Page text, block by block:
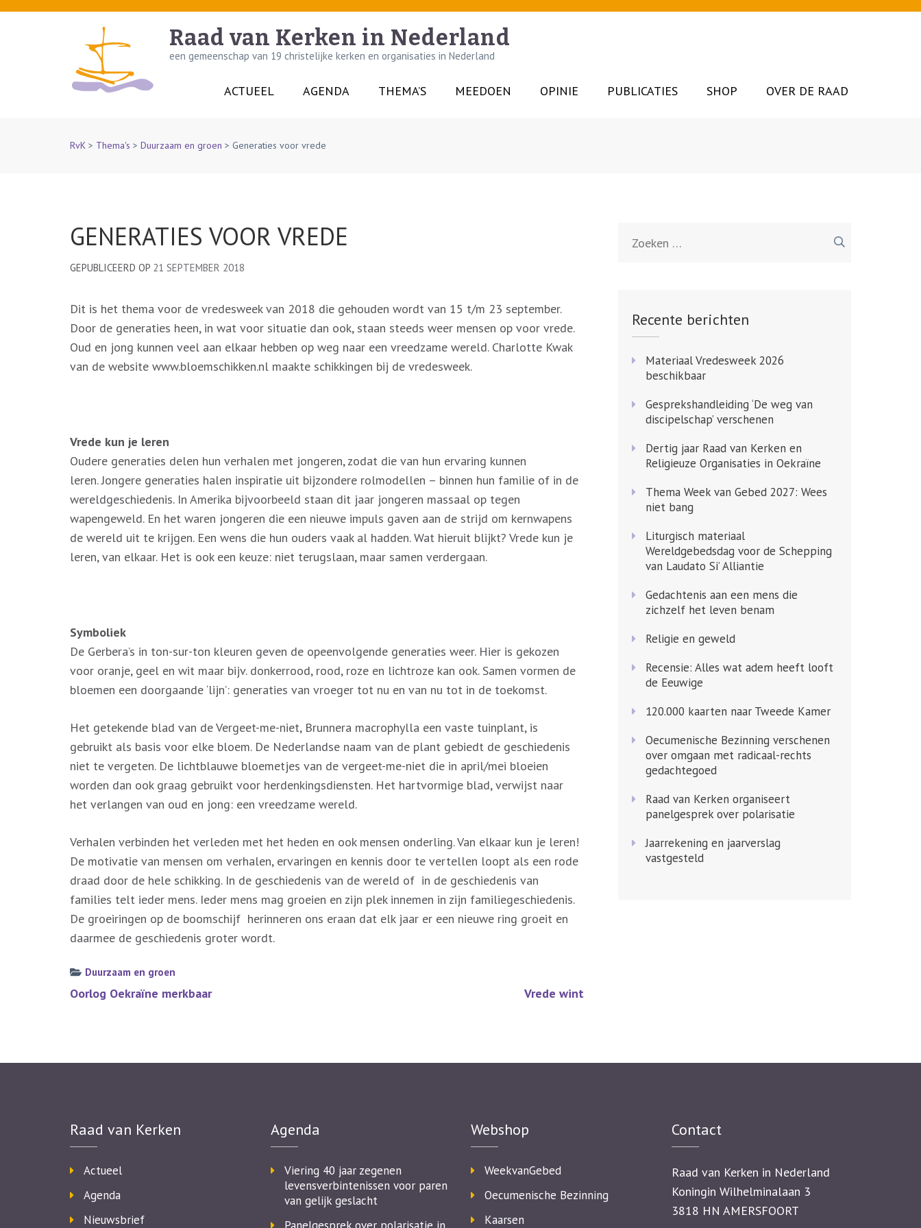
Skip
Raad van Kerken in Nederland
een gemeenschap van 19 christelijke kerken en organisaties in Nederland
ACTUEEL AGENDA THEMA’S MEEDOEN OPINIE PUBLICATIES SHOP OVER DE RAAD
RvK > Thema's > Duurzaam en groen > Generaties voor vrede
GENERATIES VOOR VREDE
GEPUBLICEERD OP 21 SEPTEMBER 2018
Dit is het thema voor de vredesweek van 2018 die gehouden wordt van 15 t/m 23 september.
Door de generaties heen, in wat voor situatie dan ook, staan steeds weer mensen op voor vrede.
Oud en jong kunnen veel aan elkaar hebben op weg naar een vreedzame wereld. Charlotte Kwak
van de website www.bloemschikken.nl maakte schikkingen bij de vredesweek.
Vrede kun je leren
Oudere generaties delen hun verhalen met jongeren, zodat die van hun ervaring kunnen
leren. Jongere generaties halen inspiratie uit bijzondere rolmodellen – binnen hun familie of in de
wereldgeschiedenis. In Amerika bijvoorbeeld staan dit jaar jongeren massaal op tegen
wapengeweld. En het waren jongeren die een nieuwe impuls gaven aan de strijd om kernwapens
de wereld uit te krijgen. Een wens die hun ouders vaak al hadden. Wat hieruit blijkt? Vrede kun je
leren, van elkaar. Het is ook een keuze: niet terugslaan, maar samen verdergaan.
Symboliek
De Gerbera’s in ton-sur-ton kleuren geven de opeenvolgende generaties weer. Hier is gekozen
voor oranje, geel en wit maar bijv. donkerrood, rood, roze en lichtroze kan ook. Samen vormen de
bloemen een doorgaande ‘lijn’: generaties van vroeger tot nu en van nu tot in de toekomst.
Het getekende blad van de Vergeet-me-niet, Brunnera macrophylla een vaste tuinplant, is
gebruikt als basis voor elke bloem. De Nederlandse naam van de plant gebiedt de geschiedenis
niet te vergeten. De lichtblauwe bloemetjes van de vergeet-me-niet die in april/mei bloeien
worden dan ook graag gebruikt voor herdenkingsdiensten. Het hartvormige blad, verwijst naar
het verlangen van oud en jong: een vreedzame wereld.
Verhalen verbinden het verleden met het heden en ook mensen onderling. Van elkaar kun je leren!
De motivatie van mensen om verhalen, ervaringen en kennis door te vertellen loopt als een rode
draad door de hele schikking. In de geschiedenis van de wereld of in de geschiedenis van
families telt ieder mens. Ieder mens mag groeien en zijn plek innemen in zijn familiegeschiedenis.
De groeiringen op de boomschijf herinneren ons eraan dat elk jaar er een nieuwe ring groeit en
daarmee de geschiedenis groter wordt.
Duurzaam en groen
Bericht
Oorlog Oekraïne merkbaar Vrede wint
naar:
Recente berichten
Materiaal Vredesweek 2026
beschikbaar
Gesprekshandleiding ‘De weg van
discipelschap’ verschenen
Dertig jaar Raad van Kerken en
Religieuze Organisaties in Oekraïne
Thema Week van Gebed 2027: Wees
niet bang
Liturgisch materiaal
Wereldgebedsdag voor de Schepping
van Laudato Si’ Alliantie
Gedachtenis aan een mens die
zichzelf het leven benam
Religie en geweld
Recensie: Alles wat adem heeft looft
de Eeuwige
120.000 kaarten naar Tweede Kamer
Oecumenische Bezinning verschenen
over omgaan met radicaal-rechts
gedachtegoed
Raad van Kerken organiseert
panelgesprek over polarisatie
Jaarrekening en jaarverslag
vastgesteld
Raad van Kerken
Actueel
Agenda
Nieuwsbrief
Agenda
Viering 40 jaar zegenen
levensverbintenissen voor paren
van gelijk geslacht
Webshop
WeekvanGebed
Oecumenische Bezinning
Kaarsen
Contact
Raad van Kerken in Nederland
Koningin Wilhelminalaan 3
3818 HN AMERSFOORT